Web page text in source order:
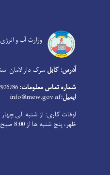
وزارت آب و انرژی
آدرس: کابل سرک دارالامان
شماره تماس معلومات:
ایمیل:info@mew.gov.af
ظهر، پنج شنبه ها از 8:00 صبح الی 1:00 بعد از ظهر